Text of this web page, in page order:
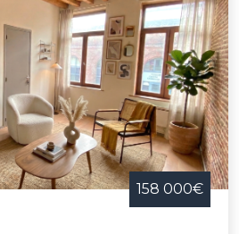
158 000€